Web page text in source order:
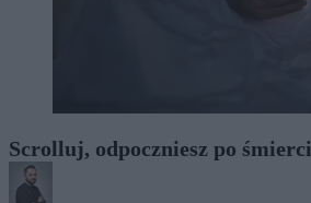
Scrolluj, odpoczniesz po śmierci